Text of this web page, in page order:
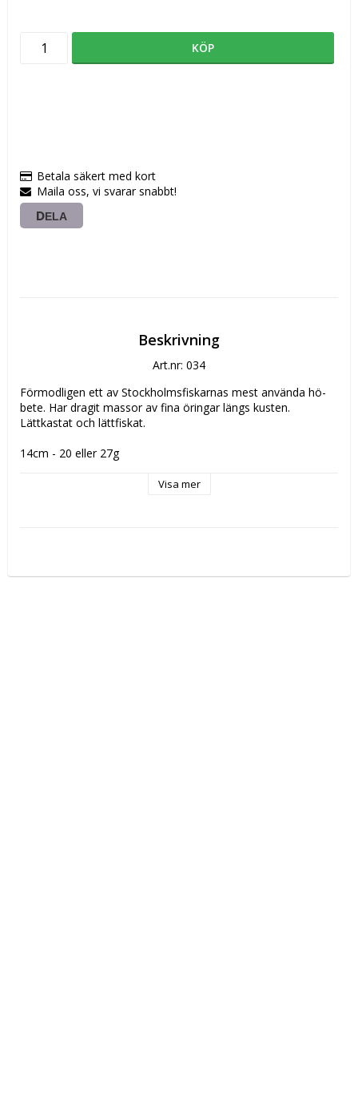
KÖP
Betala säkert med kort
Maila oss, vi svarar snabbt!
DELA
Beskrivning
Art.nr: 034
Förmodligen ett av Stockholmsfiskarnas mest använda hö-
bete. Har dragit massor av fina öringar längs kusten.
Lättkastat och lättfiskat.
14cm - 20 eller 27g
Visa mer